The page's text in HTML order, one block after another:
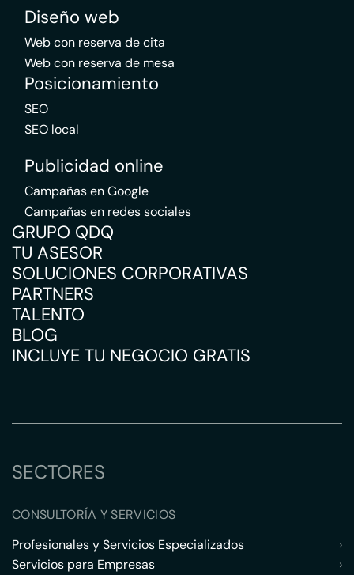
Diseño web
Web con reserva de cita
Web con reserva de mesa
Posicionamiento
SEO
SEO local
Publicidad online
Campañas en Google
Campañas en redes sociales
GRUPO QDQ
TU ASESOR
SOLUCIONES CORPORATIVAS
PARTNERS
TALENTO
BLOG
INCLUYE TU NEGOCIO GRATIS
SECTORES
CONSULTORÍA Y SERVICIOS
Profesionales y Servicios Especializados
›
Servicios para Empresas
›